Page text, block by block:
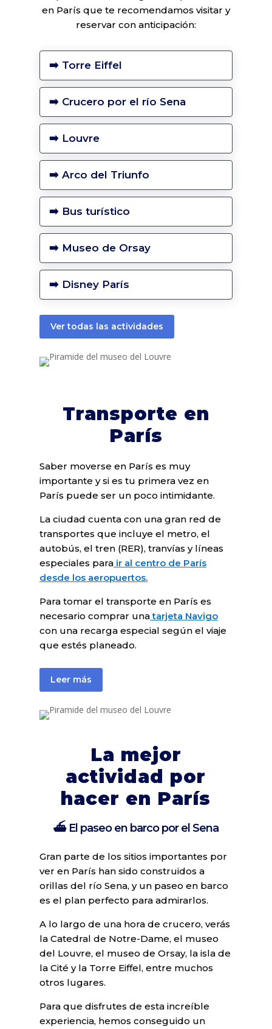
en París que te recomendamos visitar y
reservar con anticipación:
➡️ Torre Eiffel
➡️ Crucero por el río Sena
➡️ Louvre
➡️ Arco del Triunfo
➡️ Bus turístico
➡️ Museo de Orsay
➡️ Disney París
Ver todas las actividades
Transporte en
París
Saber moverse en París es muy
importante y si es tu primera vez en
París puede ser un poco intimidante.
La ciudad cuenta con una gran red de
transportes que incluye el metro, el
autobús, el tren (RER), tranvías y líneas
especiales parair al centro de París
desde los aeropuertos.
Para tomar el transporte en París es
necesario comprar unatarjeta Navigo
con una recarga especial según el viaje
que estés planeado.
Leer más
La mejor
actividad por
hacer en París
⛴️ El paseo en barco por el Sena
Gran parte de los sitios importantes por
ver en París han sido construidos a
orillas del río Sena, y un paseo en barco
es el plan perfecto para admirarlos.
A lo largo de una hora de crucero, verás
la Catedral de Notre-Dame, el museo
del Louvre, el museo de Orsay, la isla de
la Cité y la Torre Eiffel, entre muchos
otros lugares.
Para que disfrutes de esta increíble
experiencia, hemos conseguido un